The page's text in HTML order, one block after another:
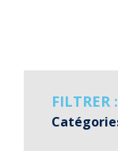
FILTRER :